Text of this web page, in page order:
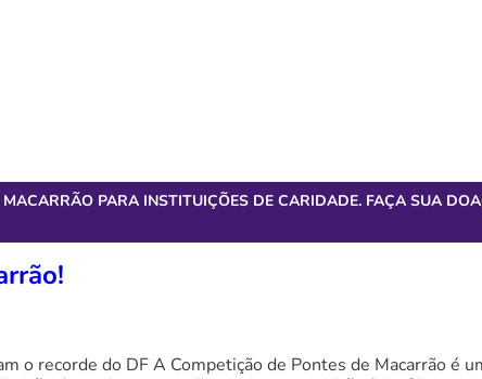
PARA INSTITUIÇÕES DE CARIDADE. FAÇA SUA
o recorde do DF A Competição de Pontes de Macarrão é